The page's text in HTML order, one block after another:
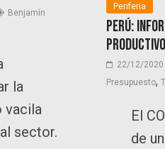
Benjamín
la
vacila
sector.
Periferia
Perú:
22/12/2020
Presupuesto,
El
de